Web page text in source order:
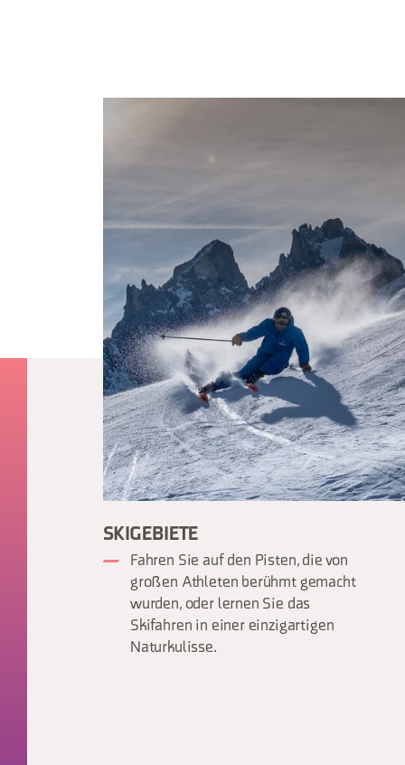
SKIGEBIETE
Fahren Sie auf den Pisten, die von
großen Athleten berühmt gemacht
wurden, oder lernen Sie das
Skifahren in einer einzigartigen
Naturkulisse.